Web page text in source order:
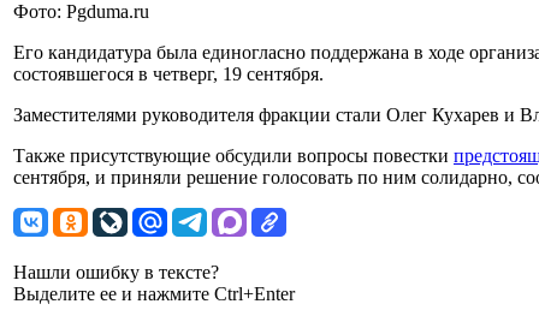
Фото: Pgduma.ru
Его кандидатура была единогласно поддержана в ходе
состоявшегося в четверг, 19 сентября.
Заместителями руководителя фракции стали Олег Кухарев и
Также присутствующие обсудили вопросы повестки
сентября, и приняли решение голосовать по ним солидарно,
Нашли ошибку в тексте?
Выделите ее и нажмите Ctrl+Enter